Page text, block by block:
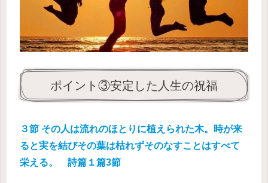
ポイント③安定した人生の祝福
３節 その人は流れのほとりに植えられた木。時が来
ると実を結びその葉は枯れずそのなすことはすべて
栄える。 詩篇１篇3節